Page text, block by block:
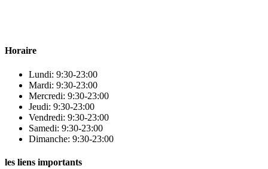
Horaire
Lundi: 9:30-23:00
Mardi: 9:30-23:00
Mercredi: 9:30-23:00
Jeudi: 9:30-23:00
Vendredi: 9:30-23:00
Samedi: 9:30-23:00
Dimanche: 9:30-23:00
les liens importants